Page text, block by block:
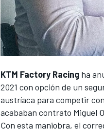
KTM Factory Racing ha
2021 con opción de un
austríaca para competir
acababan contrato Miguel
Con esta maniobra, el